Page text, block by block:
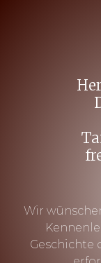
Wir
Geschichte